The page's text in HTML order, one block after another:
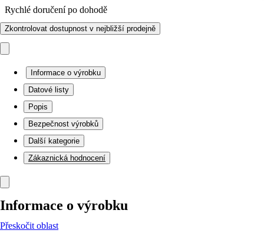
Rychlé doručení po dohodě
Zkontrolovat dostupnost v nejbližší prodejně
Informace o výrobku
Datové listy
Popis
Bezpečnost výrobků
Další kategorie
Zákaznická hodnocení
Informace o výrobku
Přeskočit oblast